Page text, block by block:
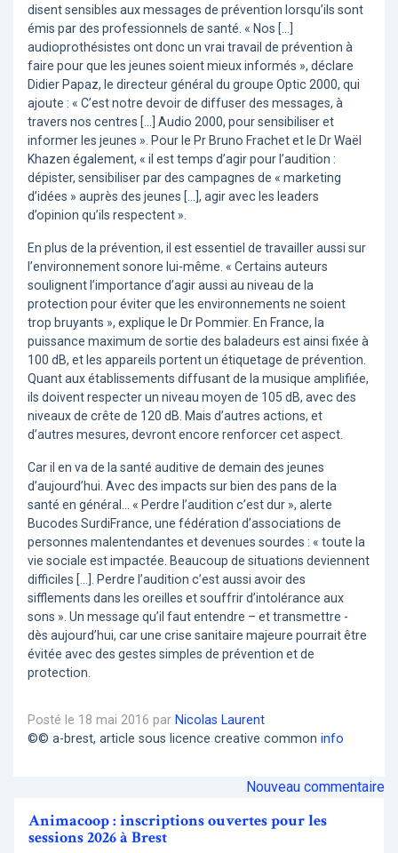
disent sensibles aux messages de prévention lorsqu’ils sont
émis par des professionnels de santé. « Nos […]
audioprothésistes ont donc un vrai travail de prévention à
faire pour que les jeunes soient mieux informés », déclare
Didier Papaz, le directeur général du groupe Optic 2000, qui
ajoute : « C’est notre devoir de diffuser des messages, à
travers nos centres […] Audio 2000, pour sensibiliser et
informer les jeunes ». Pour le Pr Bruno Frachet et le Dr Waël
Khazen également, « il est temps d’agir pour l’audition :
dépister, sensibiliser par des campagnes de « marketing
d’idées » auprès des jeunes […], agir avec les leaders
d’opinion qu’ils respectent ».
En plus de la prévention, il est essentiel de travailler aussi sur
l’environnement sonore lui-même. « Certains auteurs
soulignent l’importance d’agir aussi au niveau de la
protection pour éviter que les environnements ne soient
trop bruyants », explique le Dr Pommier. En France, la
puissance maximum de sortie des baladeurs est ainsi fixée à
100 dB, et les appareils portent un étiquetage de prévention.
Quant aux établissements diffusant de la musique amplifiée,
ils doivent respecter un niveau moyen de 105 dB, avec des
niveaux de crête de 120 dB. Mais d’autres actions, et
d’autres mesures, devront encore renforcer cet aspect.
Car il en va de la santé auditive de demain des jeunes
d’aujourd’hui. Avec des impacts sur bien des pans de la
santé en général… « Perdre l’audition c’est dur », alerte
Bucodes SurdiFrance, une fédération d’associations de
personnes malentendantes et devenues sourdes : « toute la
vie sociale est impactée. Beaucoup de situations deviennent
difficiles […]. Perdre l’audition c’est aussi avoir des
sifflements dans les oreilles et souffrir d’intolérance aux
sons ». Un message qu’il faut entendre – et transmettre -
dès aujourd’hui, car une crise sanitaire majeure pourrait être
évitée avec des gestes simples de prévention et de
protection.
Posté le 18 mai 2016 par Nicolas Laurent
©© a-brest, article sous licence creative common info
Nouveau commentaire
Animacoop : inscriptions ouvertes pour les
sessions 2026 à Brest